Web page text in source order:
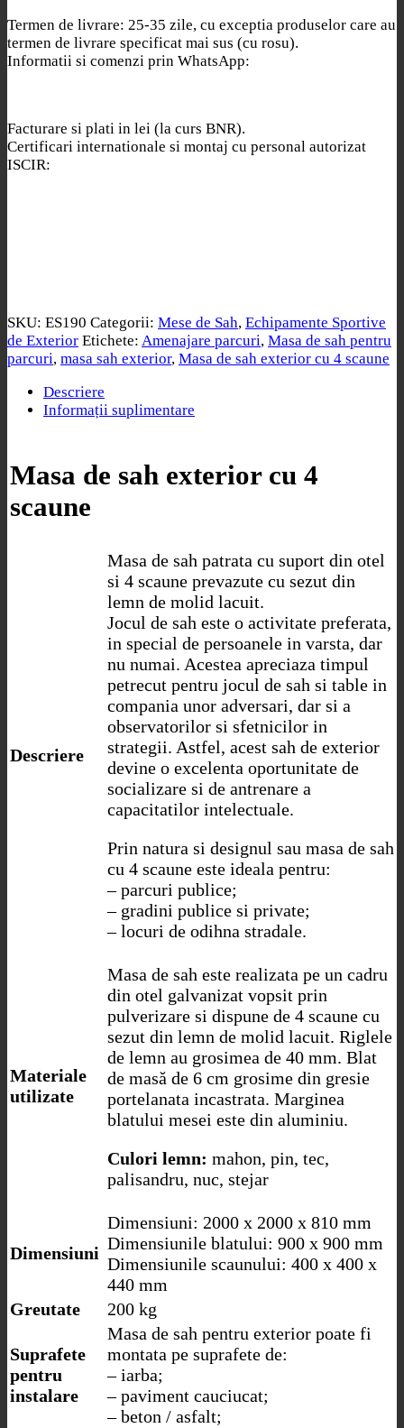
Termen de livrare: 25-35 zile, cu exceptia produselor care au
termen de livrare specificat mai sus (cu rosu).
Informatii si comenzi prin WhatsApp:
Facturare si plati in lei (la curs BNR).
Certificari internationale si montaj cu personal autorizat
ISCIR:
SKU: ES190 Categorii: Mese de Sah, Echipamente Sportive
de Exterior Etichete: Amenajare parcuri, Masa de sah pentru
parcuri, masa sah exterior, Masa de sah exterior cu 4 scaune
Descriere
Informații suplimentare
Masa de sah exterior cu 4
scaune
Descriere
Masa de sah patrata cu suport din otel
si 4 scaune prevazute cu sezut din
lemn de molid lacuit.
Jocul de sah este o activitate preferata,
in special de persoanele in varsta, dar
nu numai. Acestea apreciaza timpul
petrecut pentru jocul de sah si table in
compania unor adversari, dar si a
observatorilor si sfetnicilor in
strategii. Astfel, acest sah de exterior
devine o excelenta oportunitate de
socializare si de antrenare a
capacitatilor intelectuale.
Prin natura si designul sau masa de sah
cu 4 scaune este ideala pentru:
– parcuri publice;
– gradini publice si private;
– locuri de odihna stradale.
Materiale
utilizate
Masa de sah este realizata pe un cadru
din otel galvanizat vopsit prin
pulverizare si dispune de 4 scaune cu
sezut din lemn de molid lacuit. Riglele
de lemn au grosimea de 40 mm. Blat
de masă de 6 cm grosime din gresie
portelanata incastrata. Marginea
blatului mesei este din aluminiu.
Culori lemn: mahon, pin, tec,
palisandru, nuc, stejar
Dimensiuni
Dimensiuni: 2000 x 2000 x 810 mm
Dimensiunile blatului: 900 x 900 mm
Dimensiunile scaunului: 400 x 400 x
440 mm
Greutate
200 kg
Suprafete
pentru
instalare
Masa de sah pentru exterior poate fi
montata pe suprafete de:
– iarba;
– paviment cauciucat;
– beton / asfalt;